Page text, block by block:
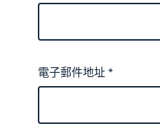
電子郵件地址*